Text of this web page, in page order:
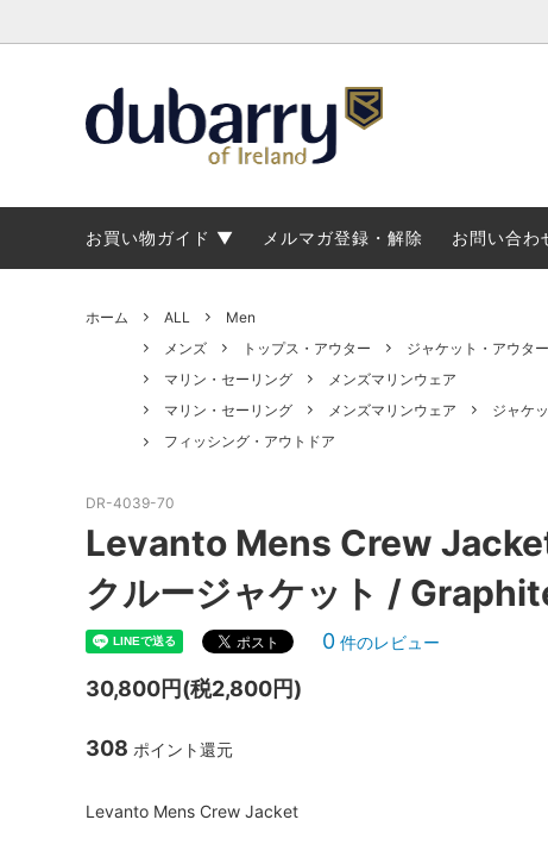
カントリーブーツ・ショートブーツ マリンブ
カントリーブーツ・ショートブーツ マリンブ
レディースデッキシューズ マリン用
ブーツラインナップ ブーツ周
お買い物ガイド メルマガ登録・解除 お問い合わ
ホーム ALL
Men
メンズ
トップス・アウター
ジャケット・アウター
マリン・セーリング
メンズマリンウェア
マリン・セーリング
メンズマリンウェア
ジャケ
フィッシング・アウトドア
DR-4039-70
Levanto Mens Crew
クルージャケット /
0 件のレビュー
30,800円(税2,800円)
308 ポイント還元
Levanto Mens Crew Jacket